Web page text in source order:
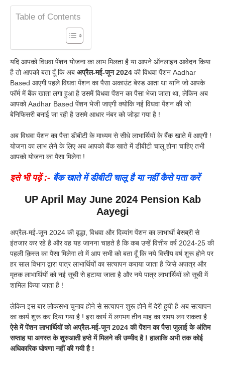
Table of Contents
यदि आपको विधवा पेंशन योजना का लाभ मिलता है या आपने ऑनलाइन आवेदन किया
है तो आपको बता दूँ कि अब अप्रैल-मई-जून 2024 की विधवा पेंशन Aadhar
Based आएगी पहले विधवा पेंशन का पैसा अकाउंट बेस्ड आता था यानि जो आपके
फॉर्म में बैंक खाता लगा हुआ है उसमें विधवा पेंशन का पैसा भेजा जाता था, लेकिन अब
आपको Aadhar Based पेंशन भेजी जाएगी क्योकि नई विधवा पेंशन की जो
बेनिफिसरी बनाई जा रही है उसमे आधार नंबर को जोड़ा गया है !
अब विधवा पेंशन का पैसा डीबीटी के माध्यम से सीधे लाभार्थियों के बैंक खाते में आएगी !
योजना का लाभ लेने के लिए अब आपको बैंक खाते में डीबीटी चालू होना चाहिए तभी
आपको योजना का पैसा मिलेगा !
इसे भी पढ़ें :- बैंक खाते में डीबीटी चालू है या नहीं कैसे पता करें
UP April May June 2024 Pension Kab
Aayegi
अप्रैल-मई-जून 2024 की वृद्धा, विधवा और दिव्यांग पेंशन का लाभार्थी बेसब्री से
इंतजार कर रहे है और वह यह जानना चाहते है कि कब उन्हें वित्तीय वर्ष 2024-25 की
पहली क़िस्त का पैसा मिलेगा तो में आप सभी को बता दूँ कि नये वित्तीय वर्ष शुरू होने पर
हर साल विभाग द्वारा पात्र लाभार्थियों का सत्यापन कराया जाता है जिसे अपात्र और
मृतक लाभार्थियों को नई सूची से हटाया जाता है और नये पात्र लाभार्थियों को सूची में
शामिल किया जाता है !
लेकिन इस बार लोकसभा चुनाव होने से सत्यापन शुरू होने में देरी हुयी है अब सत्यापन
का कार्य शुरू कर दिया गया है ! इस कार्य में लगभग तीन माह का समय लग सकता है
ऐसे में पेंशन लाभार्थियों को अप्रैल-मई-जून 2024 की पेंशन का पैसा जुलाई के अंतिम
सप्ताह या अगस्त के शुरुआती हप्ते में मिलने की उम्मीद है ! हालाकि अभी तक कोई
अधिकारिक घोषणा नहीं की गयी है !